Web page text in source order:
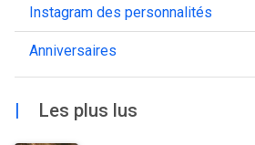
Instagram des personnalités
Anniversaires
| Les plus lus